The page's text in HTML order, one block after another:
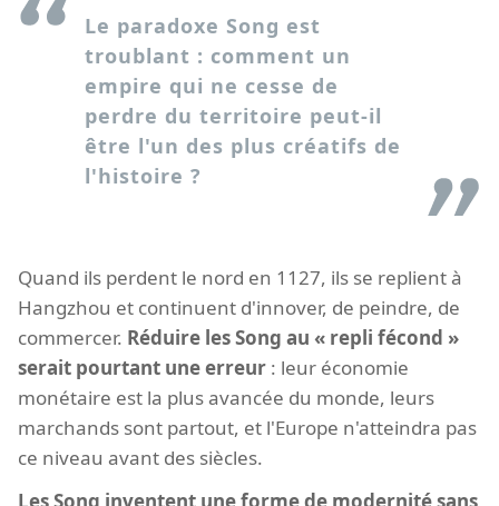
Le paradoxe Song est
troublant : comment un
empire qui ne cesse de
perdre du territoire peut-il
être l'un des plus créatifs de
l'histoire ?
Quand ils perdent le nord en 1127, ils se replient à
Hangzhou et continuent d'innover, de peindre, de
commercer. Réduire les Song au « repli fécond »
serait pourtant une erreur : leur économie
monétaire est la plus avancée du monde, leurs
marchands sont partout, et l'Europe n'atteindra pas
ce niveau avant des siècles.